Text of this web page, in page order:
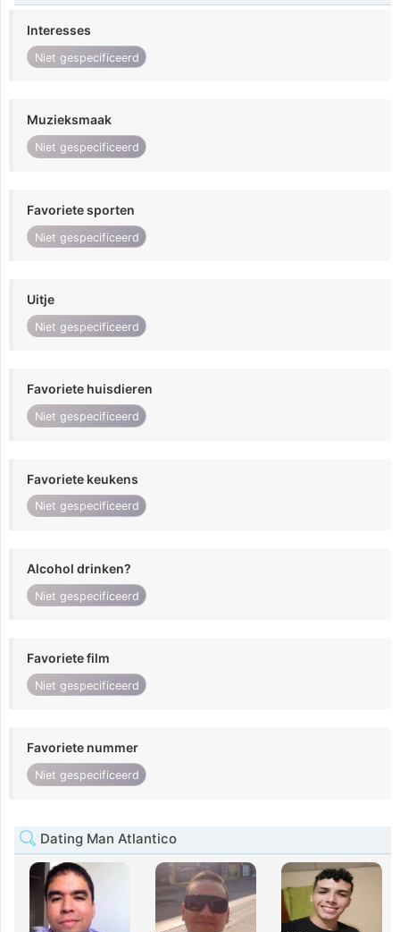
Interesses
Niet gespecificeerd
Muzieksmaak
Niet gespecificeerd
Favoriete sporten
Niet gespecificeerd
Uitje
Niet gespecificeerd
Favoriete huisdieren
Niet gespecificeerd
Favoriete keukens
Niet gespecificeerd
Alcohol drinken?
Niet gespecificeerd
Favoriete film
Niet gespecificeerd
Favoriete nummer
Niet gespecificeerd
Dating Man Atlantico